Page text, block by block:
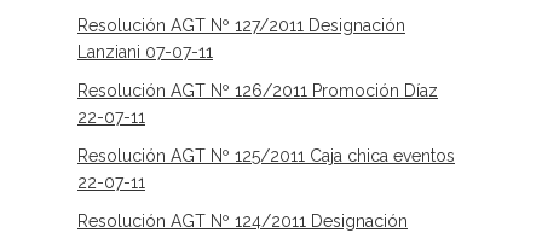
Resolución AGT Nº 127/2011 Designación
Lanziani 07-07-11
Resolución AGT Nº 126/2011 Promoción Díaz
22-07-11
Resolución AGT Nº 125/2011 Caja chica eventos
22-07-11
Resolución AGT Nº 124/2011 Designación